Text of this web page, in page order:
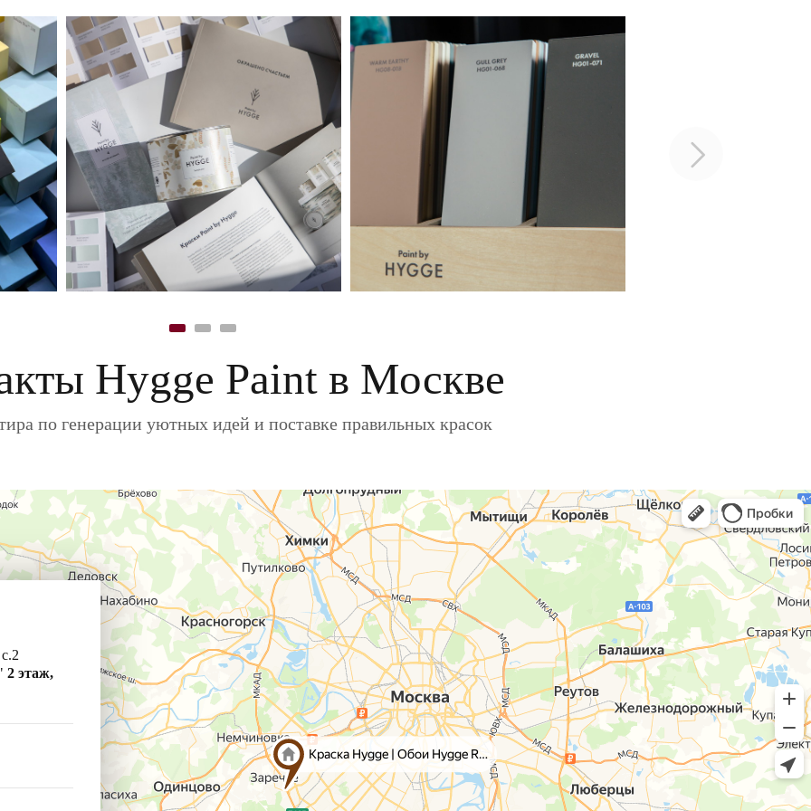
Hygge Paint в Москве
по генерации уютных идей и поставке правильных красок
2 этаж,